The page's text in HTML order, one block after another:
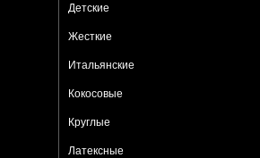
Детские
Жесткие
Итальянские
Кокосовые
Круглые
Латексные